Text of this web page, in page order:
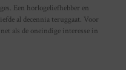
Een horlogeliefhebber en
al decennia teruggaat. Voor
als de oneindige interesse in